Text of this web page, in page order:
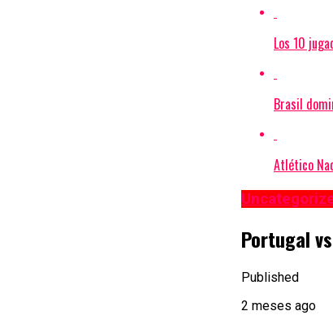
Los 10
Brasil
Atlético
Portugal
Published
2 meses ago